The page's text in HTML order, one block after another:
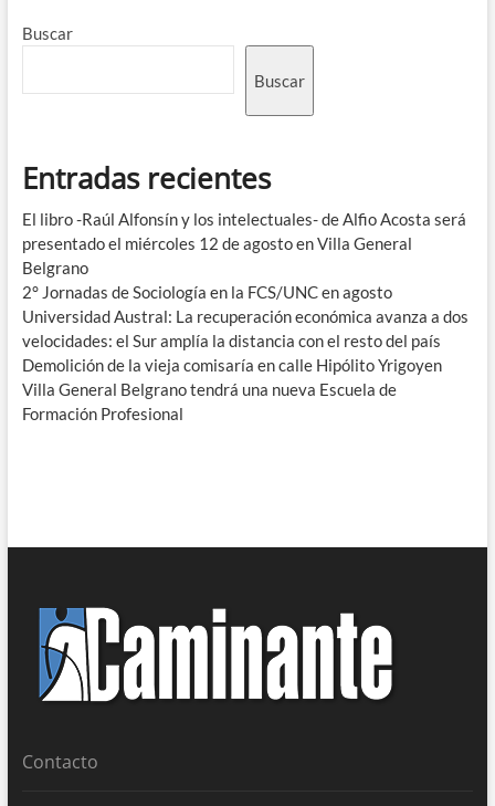
Buscar
Buscar
Entradas recientes
El libro -Raúl Alfonsín y los intelectuales- de Alfio Acosta será
presentado el miércoles 12 de agosto en Villa General
Belgrano
2° Jornadas de Sociología en la FCS/UNC en agosto
Universidad Austral: La recuperación económica avanza a dos
velocidades: el Sur amplía la distancia con el resto del país
Demolición de la vieja comisaría en calle Hipólito Yrigoyen
Villa General Belgrano tendrá una nueva Escuela de
Formación Profesional
Contacto